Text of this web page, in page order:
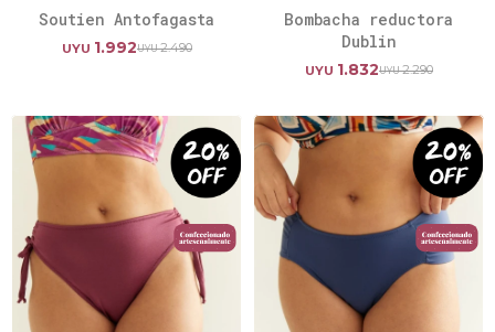
Soutien Antofagasta
UYU 1.992UYU2.490
Bombacha reductora
Dublin
UYU 1.832UYU2.290